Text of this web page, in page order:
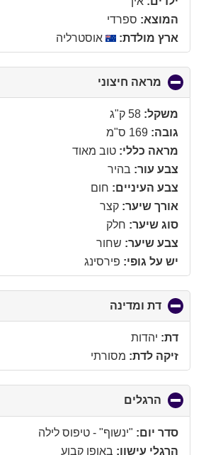
המוצא: ספרדי
ארץ מולדת:
אוסטרליה
מראה חיצוני
to
משקל: 58 ק"ג
גובה: 169 ס"מ
מראה כללי: טוב מאוד
צבע עור: בהיר
צבע העיניים: חום
אורך שיער: קצר
סוג שיער: חלק
צבע שיער: שחור
יש על גופי: פירסינג
דת ומדינה
to
דת: יהדות
זיקה לדת: מסורתי
הרגלים
to
collapse
contents
סדר יום: "ינשוף" - טיפוס לילה
הרגלי עישון: באופן קבוע